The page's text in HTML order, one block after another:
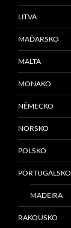
LITVA
MAĎARSKO
MALTA
MONAKO
NĚMECKO
NORSKO
POLSKO
PORTUGALSKO
MADEIRA
RAKOUSKO